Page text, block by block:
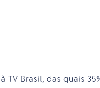
Brasil, das quais